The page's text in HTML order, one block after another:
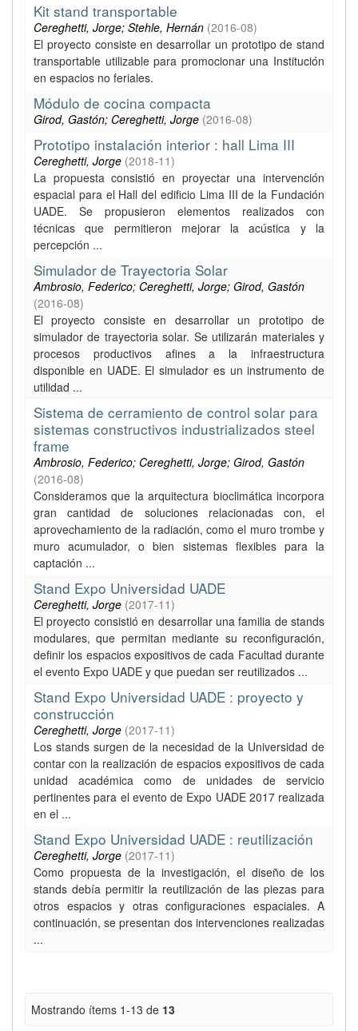
Kit stand transportable
Cereghetti, Jorge; Stehle, Hernán (2016-08)
El proyecto consiste en desarrollar un prototipo de stand
transportable utilizable para promocionar una Institución
en espacios no feriales.
Módulo de cocina compacta
Girod, Gastón; Cereghetti, Jorge (2016-08)
Prototipo instalación interior : hall Lima III
Cereghetti, Jorge (2018-11)
La propuesta consistió en proyectar una intervención
espacial para el Hall del edificio Lima III de la Fundación
UADE. Se propusieron elementos realizados con
técnicas que permitieron mejorar la acústica y la
percepción ...
Simulador de Trayectoria Solar
Ambrosio, Federico; Cereghetti, Jorge; Girod, Gastón
(2016-08)
El proyecto consiste en desarrollar un prototipo de
simulador de trayectoria solar. Se utilizarán materiales y
procesos productivos afines a la infraestructura
disponible en UADE. El simulador es un instrumento de
utilidad ...
Sistema de cerramiento de control solar para
sistemas constructivos industrializados steel
frame
Ambrosio, Federico; Cereghetti, Jorge; Girod, Gastón
(2016-08)
Consideramos que la arquitectura bioclimática incorpora
gran cantidad de soluciones relacionadas con, el
aprovechamiento de la radiación, como el muro trombe y
muro acumulador, o bien sistemas flexibles para la
captación ...
Stand Expo Universidad UADE
Cereghetti, Jorge (2017-11)
El proyecto consistió en desarrollar una familia de stands
modulares, que permitan mediante su reconfiguración,
definir los espacios expositivos de cada Facultad durante
el evento Expo UADE y que puedan ser reutilizados ...
Stand Expo Universidad UADE : proyecto y
construcción
Cereghetti, Jorge (2017-11)
Los stands surgen de la necesidad de la Universidad de
contar con la realización de espacios expositivos de cada
unidad académica como de unidades de servicio
pertinentes para el evento de Expo UADE 2017 realizada
en el ...
Stand Expo Universidad UADE : reutilización
Cereghetti, Jorge (2017-11)
Como propuesta de la investigación, el diseño de los
stands debía permitir la reutilización de las piezas para
otros espacios y otras configuraciones espaciales. A
continuación, se presentan dos intervenciones realizadas
...
Mostrando ítems 1-13 de 13